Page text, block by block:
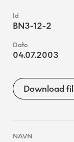
BN3-12-2
04.07.2003
Download fil